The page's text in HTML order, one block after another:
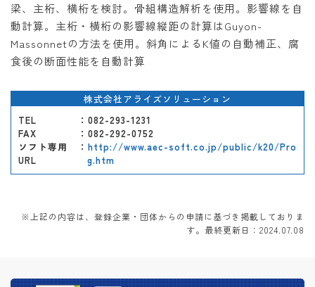
梁、主桁、横桁を検討。骨組構造解析を使用。影響線を自
動計算。主桁・横桁の影響線縦距の計算はGuyon-
Massonnetの方法を使用。斜角によるK値の自動補正、腐
食後の断面性能を自動計算
株式会社アライズソリューション
TEL
：082-293-1231
FAX
：082-292-0752
ソフト専用
URL
： http://www.aec-soft.co.jp/public/k20/Pro
g.htm
※上記の内容は、登録企業・団体からの申請に基づき掲載しておりま
す。最終更新日：2024.07.08